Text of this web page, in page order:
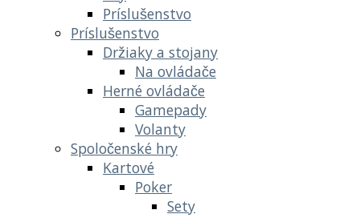
Príslušenstvo
Príslušenstvo
Držiaky a stojany
Na ovládače
Herné ovládače
Gamepady
Volanty
Spoločenské hry
Kartové
Poker
Sety